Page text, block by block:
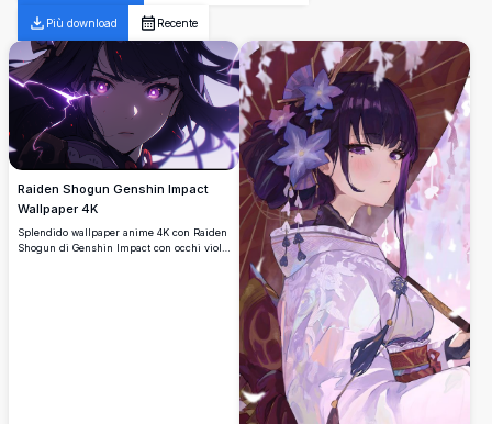
Più download Recente
Raiden Shogun Genshin Impact
Wallpaper 4K
Splendido wallpaper anime 4K con Raiden
Shogun di Genshin Impact con occhi viola